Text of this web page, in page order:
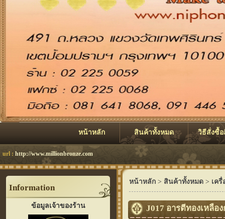
หน้าหลัก สินค้าทั้งหมด วิธีสั่งซื้
url : http://www.millionbronze.com
Information
ข้อมูลเจ้าของร้าน
หน้าหลัก > สินค้าทั้งหมด > เค
J017 อารตีทองเหลือง